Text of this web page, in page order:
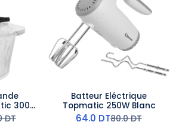
300W
DT
Batteur Eléctrique
Topmatic 250W Blanc
64.0 DT80.0DT